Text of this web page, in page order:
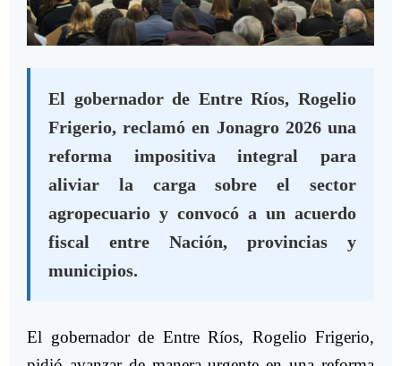
El gobernador de Entre Ríos, Rogelio
Frigerio, reclamó en Jonagro 2026 una
reforma impositiva integral para
aliviar la carga sobre el sector
agropecuario y convocó a un acuerdo
fiscal entre Nación, provincias y
municipios.
El gobernador de Entre Ríos, Rogelio Frigerio,